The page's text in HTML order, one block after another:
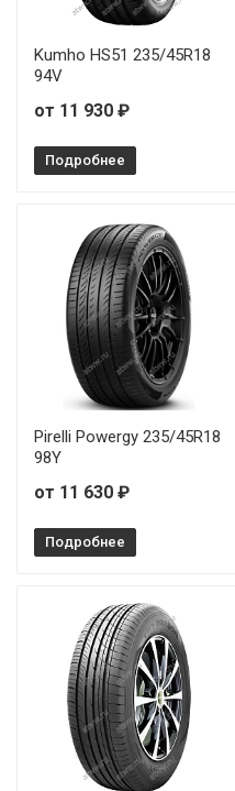
Kumho HS51 235/45R18
94V
от 11 930 ₽
Подробнее
Pirelli Powergy 235/45R18
98Y
от 11 630 ₽
Подробнее